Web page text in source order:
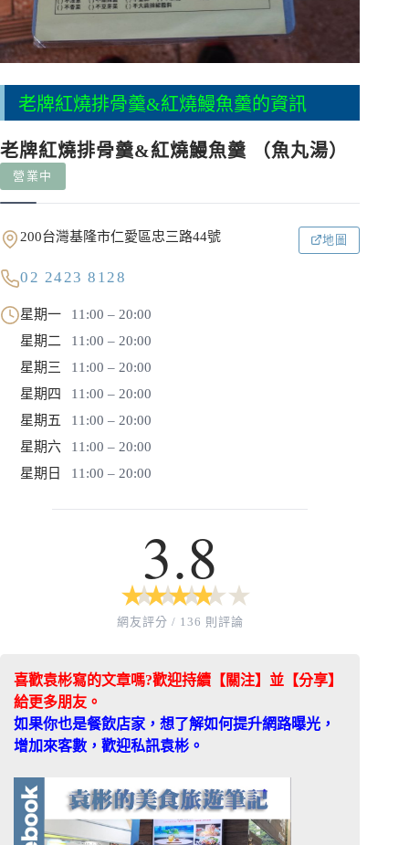
老牌紅燒排骨羹&紅燒鰻魚羹的資訊
老牌紅燒排骨羹&紅燒鰻魚羹 （魚丸湯）
營業中
200台灣基隆市仁愛區忠三路44號 地圖
02 2423 8128
星期一
11:00 – 20:00
星期二
11:00 – 20:00
星期三
11:00 – 20:00
星期四
11:00 – 20:00
星期五
11:00 – 20:00
星期六
11:00 – 20:00
星期日
11:00 – 20:00
3.8
★
★ ★
★ ★
★ ★
★ ★
★
網友評分 / 136 則評論
喜歡袁彬寫的文章嗎?歡迎持續【關注】並【分享】
給更多朋友。
如果你也是餐飲店家，想了解如何提升網路曝光，
增加來客數，歡迎私訊袁彬。